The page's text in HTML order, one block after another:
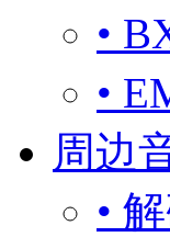
•
•
周边
•